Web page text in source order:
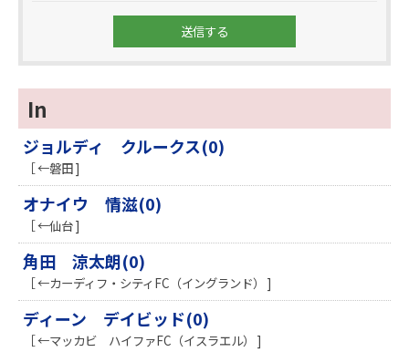
In
ジョルディ クルークス(0)
［ ←磐田 ]
オナイウ 情滋(0)
［ ←仙台 ]
角田 涼太朗(0)
［ ←カーディフ・シティFC（イングランド） ]
ディーン デイビッド(0)
［ ←マッカビ ハイファFC（イスラエル） ]